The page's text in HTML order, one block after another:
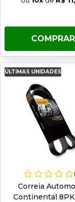
COMPRAR
ÚLTIMAS UNIDADES
Correia
Continental 8PK